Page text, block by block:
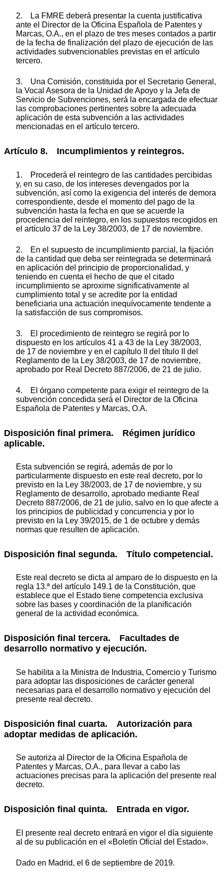
2. La FMRE deberá presentar la cuenta justificativa
ante el Director de la Oficina Española de Patentes y
Marcas, O.A., en el plazo de tres meses contados a partir
de la fecha de finalización del plazo de ejecución de las
actividades subvencionables previstas en el artículo
tercero.
3. Una Comisión, constituida por el Secretario General,
la Vocal Asesora de la Unidad de Apoyo y la Jefa de
Servicio de Subvenciones, será la encargada de efectuar
las comprobaciones pertinentes sobre la adecuada
aplicación de esta subvención a las actividades
mencionadas en el artículo tercero.
Artículo 8. Incumplimientos y reintegros.
1. Procederá el reintegro de las cantidades percibidas
y, en su caso, de los intereses devengados por la
subvención, así como la exigencia del interés de demora
correspondiente, desde el momento del pago de la
subvención hasta la fecha en que se acuerde la
procedencia del reintegro, en los supuestos recogidos en
el artículo 37 de la Ley 38/2003, de 17 de noviembre.
2. En el supuesto de incumplimiento parcial, la fijación
de la cantidad que deba ser reintegrada se determinará
en aplicación del principio de proporcionalidad, y
teniendo en cuenta el hecho de que el citado
incumplimiento se aproxime significativamente al
cumplimiento total y se acredite por la entidad
beneficiaria una actuación inequívocamente tendente a
la satisfacción de sus compromisos.
3. El procedimiento de reintegro se regirá por lo
dispuesto en los artículos 41 a 43 de la Ley 38/2003,
de 17 de noviembre y en el capítulo II del título II del
Reglamento de la Ley 38/2003, de 17 de noviembre,
aprobado por Real Decreto 887/2006, de 21 de julio.
4. El órgano competente para exigir el reintegro de la
subvención concedida será el Director de la Oficina
Española de Patentes y Marcas, O.A.
Disposición final primera. Régimen jurídico
aplicable.
Esta subvención se regirá, además de por lo
particularmente dispuesto en este real decreto, por lo
previsto en la Ley 38/2003, de 17 de noviembre, y su
Reglamento de desarrollo, aprobado mediante Real
Decreto 887/2006, de 21 de julio, salvo en lo que afecte a
los principios de publicidad y concurrencia y por lo
previsto en la Ley 39/2015, de 1 de octubre y demás
normas que resulten de aplicación.
Disposición final segunda. Título competencial.
Este real decreto se dicta al amparo de lo dispuesto en la
regla 13.ª del artículo 149.1 de la Constitución, que
establece que el Estado tiene competencia exclusiva
sobre las bases y coordinación de la planificación
general de la actividad económica.
Disposición final tercera. Facultades de
desarrollo normativo y ejecución.
Se habilita a la Ministra de Industria, Comercio y Turismo
para adoptar las disposiciones de carácter general
necesarias para el desarrollo normativo y ejecución del
presente real decreto.
Disposición final cuarta. Autorización para
adoptar medidas de aplicación.
Se autoriza al Director de la Oficina Española de
Patentes y Marcas, O.A., para llevar a cabo las
actuaciones precisas para la aplicación del presente real
decreto.
Disposición final quinta. Entrada en vigor.
El presente real decreto entrará en vigor el día siguiente
al de su publicación en el «Boletín Oficial del Estado».
Dado en Madrid, el 6 de septiembre de 2019.